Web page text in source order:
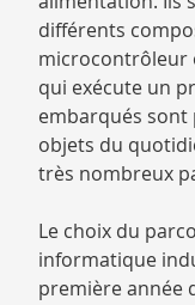
différents
microcontrôleur
qui exécute un
embarqués
objets du
très nombreux
Le choix du
informatique
première année